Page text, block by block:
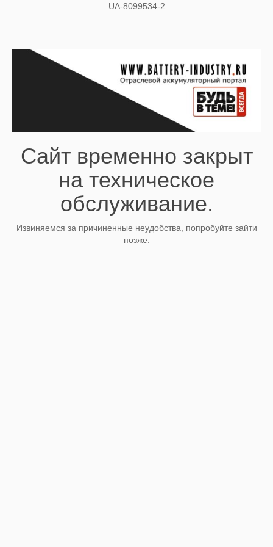
UA-8099534-2
Сайт временно закрыт
на техническое
обслуживание.
Извиняемся за причиненные неудобства, попробуйте зайти
позже.